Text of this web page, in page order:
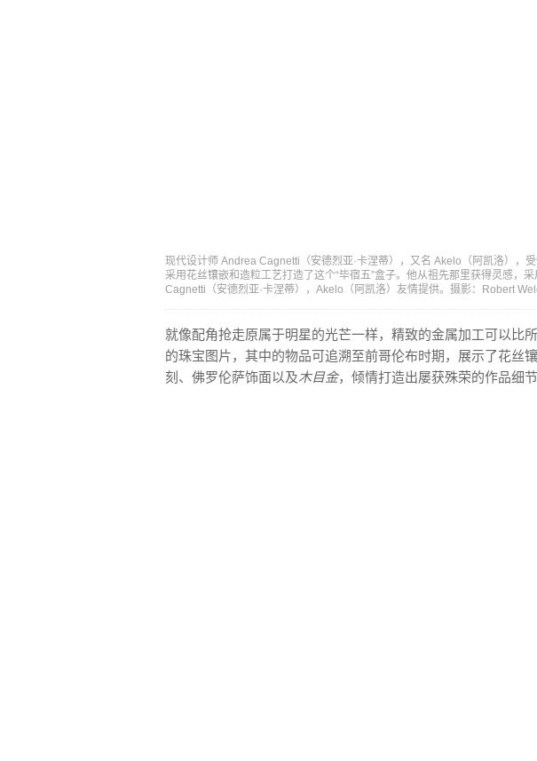
现代设计师 Andrea Cagnetti（安德烈亚·卡涅蒂），又名 Akelo（阿凯洛），
采用花丝镶嵌和造粒工艺打造了这个“毕宿五”盒子。他从祖先那里获得灵感，
Cagnetti（安德烈亚·卡涅蒂），Akelo（阿凯洛）友情提供。摄影：Robert
就像配角抢走原属于明星的光芒一样，精致的金属加工可以比
的珠宝图片，其中的物品可追溯至前哥伦布时期，展示了花丝
刻、佛罗伦萨饰面以及木目金，倾情打造出屡获殊荣的作品细节